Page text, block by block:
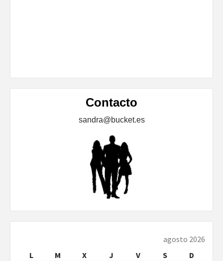
Contacto
sandra@bucket.es
agosto 2026
L
M X J V S
D